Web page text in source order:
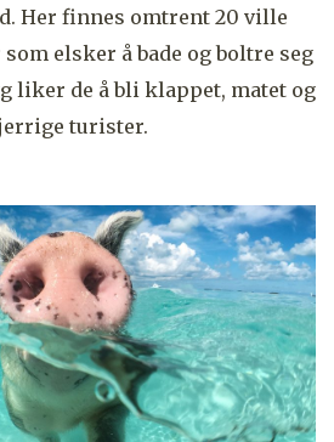
Her finnes omtrent 20 ville
elsker å bade og boltre seg
liker de å bli klappet, matet og
turister.